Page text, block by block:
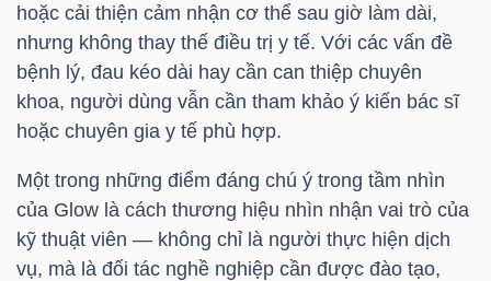
hoặc cải thiện cảm nhận cơ thể sau giờ làm dài,
nhưng không thay thế điều trị y tế. Với các vấn đề
bệnh lý, đau kéo dài hay cần can thiệp chuyên
khoa, người dùng vẫn cần tham khảo ý kiến bác sĩ
hoặc chuyên gia y tế phù hợp.
Một trong những điểm đáng chú ý trong tầm nhìn
của Glow là cách thương hiệu nhìn nhận vai trò của
kỹ thuật viên — không chỉ là người thực hiện dịch
vụ, mà là đối tác nghề nghiệp cần được đào tạo,
NĂNG
LƯỢNG
NGUYÊN
VẬT
LIỆU